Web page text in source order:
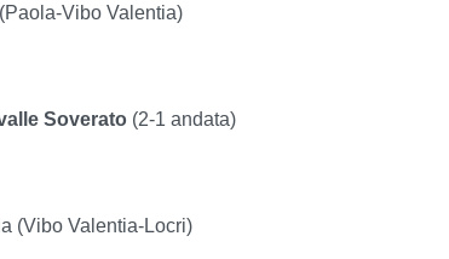
Vibo Valentia)
Soverato (2-1 andata)
(Vibo Valentia-Locri)